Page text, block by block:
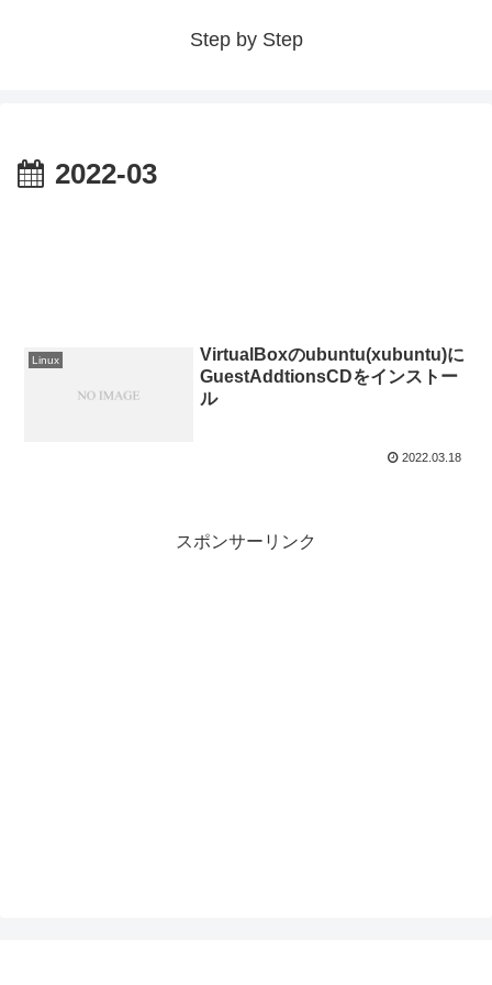
Step by Step
2022-03
Linux
VirtualBoxのubuntu(xubuntu)に
GuestAddtionsCDをインストー
ル
2022.03.18
スポンサーリンク